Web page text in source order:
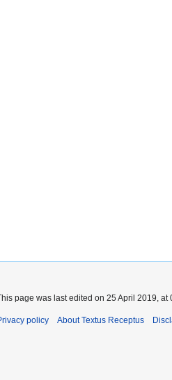
page was last edited on 25 April 2019, at
policy About Textus Receptus